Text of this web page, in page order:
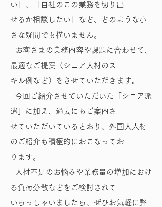
い」、「自社のこの業務を切り出
せるか相談したい」など、どのような小
さな疑問でも構いません。
お客さまの業務内容や課題に合わせて、
最適なご提案（シニア人材のス
キル例など）をさせていただきます。
今回ご紹介させていただいた「シニア派
遣」に加え、過去にもご案内さ
せていただいているとおり、外国人人材
のご紹介も積極的におこなってお
ります。
人材不足のお悩みや業務量の増加におけ
る負荷分散などをご検討されて
いらっしゃいましたら、ぜひお気軽に弊